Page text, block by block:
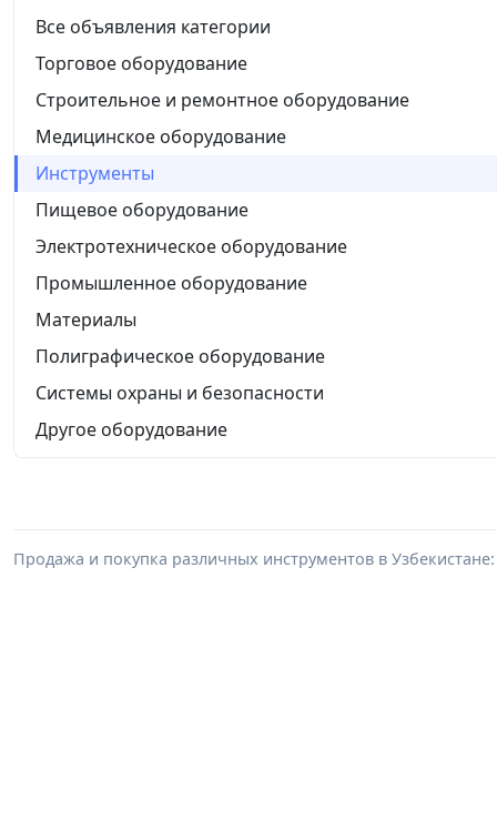
Все объявления категории
Торговое оборудование
Строительное и ремонтное оборудование
Медицинское оборудование
Инструменты
Пищевое оборудование
Электротехническое оборудование
Промышленное оборудование
Материалы
Полиграфическое оборудование
Системы охраны и безопасности
Другое оборудование
Продажа и покупка различных инструментов в